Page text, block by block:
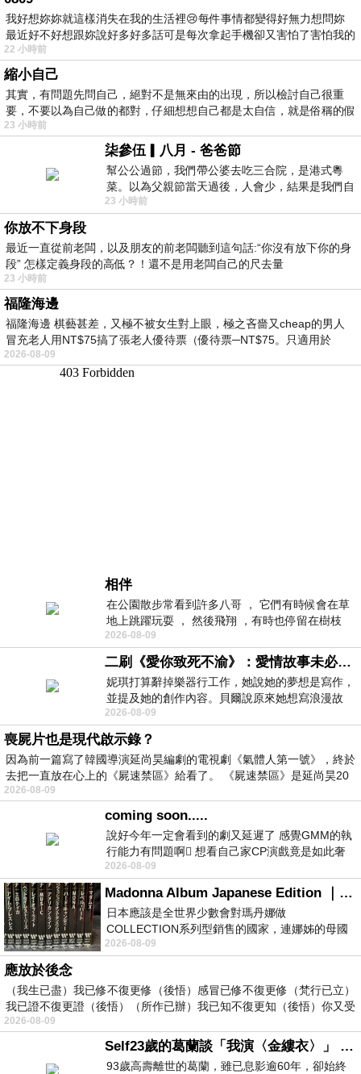
我好想妳妳就這樣消失在我的生活裡😢每件事情都變得好無力想問妳
最近好不好想跟妳說好多好多話可是每次拿起手機卻又害怕了害怕我的
出現
22 小時前
縮小自己
其實，有問題先問自己，絕對不是無來由的出現，所以檢討自己很重
要，不要以為自己做的都對，仔細想想自己都是太自信，就是俗稱的假
23 小時前
柒參伍▎八月 - 爸爸節
幫公公過節，我們帶公婆去吃三合院，是港式粵
菜。以為父親節當天過後，人會少，結果是我們自
己想多了。人陸續地進，滿滿都是人，個人
23 小時前
你放不下身段
最近一直從前老闆，以及朋友的前老闆聽到這句話:“你沒有放下你的身
段” 怎樣定義身段的高低？！還不是用老闆自己的尺去量
23 小時前
福隆海邊
福隆海邊 棋藝甚差，又極不被女生對上眼，極之吝嗇又cheap的男人
冒充老人用NT$75搞了張老人優待票（優待票─NT$75。只適用於
2026-08-09
相伴
在公園散步常看到許多八哥 ， 它們有時候會在草
地上跳躍玩耍 ， 然後飛翔 ，有時也停留在樹枝
上，它們身軀是咖啡色的，鳥喙是黃色
2026-08-09
二刷《愛你致死不渝》：愛情故事未必是浪漫故事
妮琪打算辭掉樂器行工作，她說她的夢想是寫作，
並提及她的創作內容。貝爾說原來她想寫浪漫故
事，妮琪回應：「不是浪漫故事，是愛情
2026-08-09
喪屍片也是現代啟示錄？
因為前一篇寫了韓國導演延尚昊編劇的電視劇《氣體人第一號》，終於
去把一直放在心上的《屍速禁區》給看了。 《屍速禁區》是延尚昊20
2026-08-09
coming soon.....
說好今年一定會看到的劇又延遲了 感覺GMM的執
行能力有問題啊🫩 想看自己家CP演戲竟是如此奢
侈的事 GMM你說看看啊😑 先把劇放
2026-08-09
Madonna Album Japanese Edition ｜瑪丹娜專輯們2026年日本版重發系列
日本應該是全世界少數會對瑪丹娜做
COLLECTION系列型銷售的國家，連娜姊的母國
美國都沒對她這樣過，這全拜在他們到現在唱片
2026-08-09
應放於後念
（我生已盡）我已修不復更修（後悟）感冒已修不復更修（梵行已立）
我已證不復更證（後悟）（所作已辦）我已知不復更知（後悟）你又受
2026-08-09
Self23歲的葛蘭談「我演〈金縷衣〉」 #戀上老電影 #粟子 #葛蘭
93歲高壽離世的葛蘭，雖已息影逾60年，卻始終